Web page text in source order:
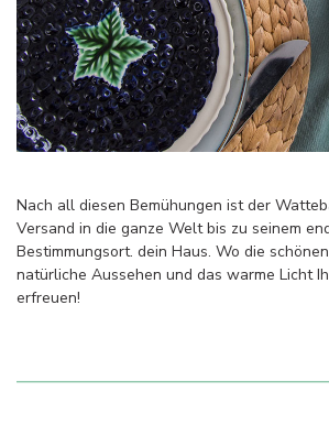
Nach all diesen Bemühungen ist der
Versand in die ganze Welt bis zu seinem
Bestimmungsort. dein Haus. Wo die
natürliche Aussehen und das warme Licht
erfreuen!